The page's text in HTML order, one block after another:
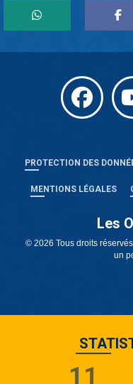
PROTECTION DES
MENTIONS LÉGALES
Les
© 2026 Tous droits
un
11